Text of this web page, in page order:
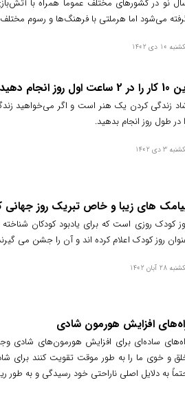
نو در کشورهای مختلف عموما همراه با
می‌شود اما هرملتی با فرهنگ‌ها و رسوم
10 دی 1402
روز انجام دهید تا شاد باشید!
زندگی کردن یک هنر است و اگر می‌خواهید
در طول روز انجام بدهید.
3 دی 1402
های زیبا و خاص تبریک روز
کودک روزی است که برای یادبود کودکان
روز کودک اعلام کرده اند و آن را جشن می
28 آبان 1402
افزایش هورمون شادی
ساده‌ای برای افزایش هورمون‌های شادی
و خوی ما را به طور موقت تقویت کنند برای
به دلایل اصلی ناراحتی خود رسیدگی و به طور